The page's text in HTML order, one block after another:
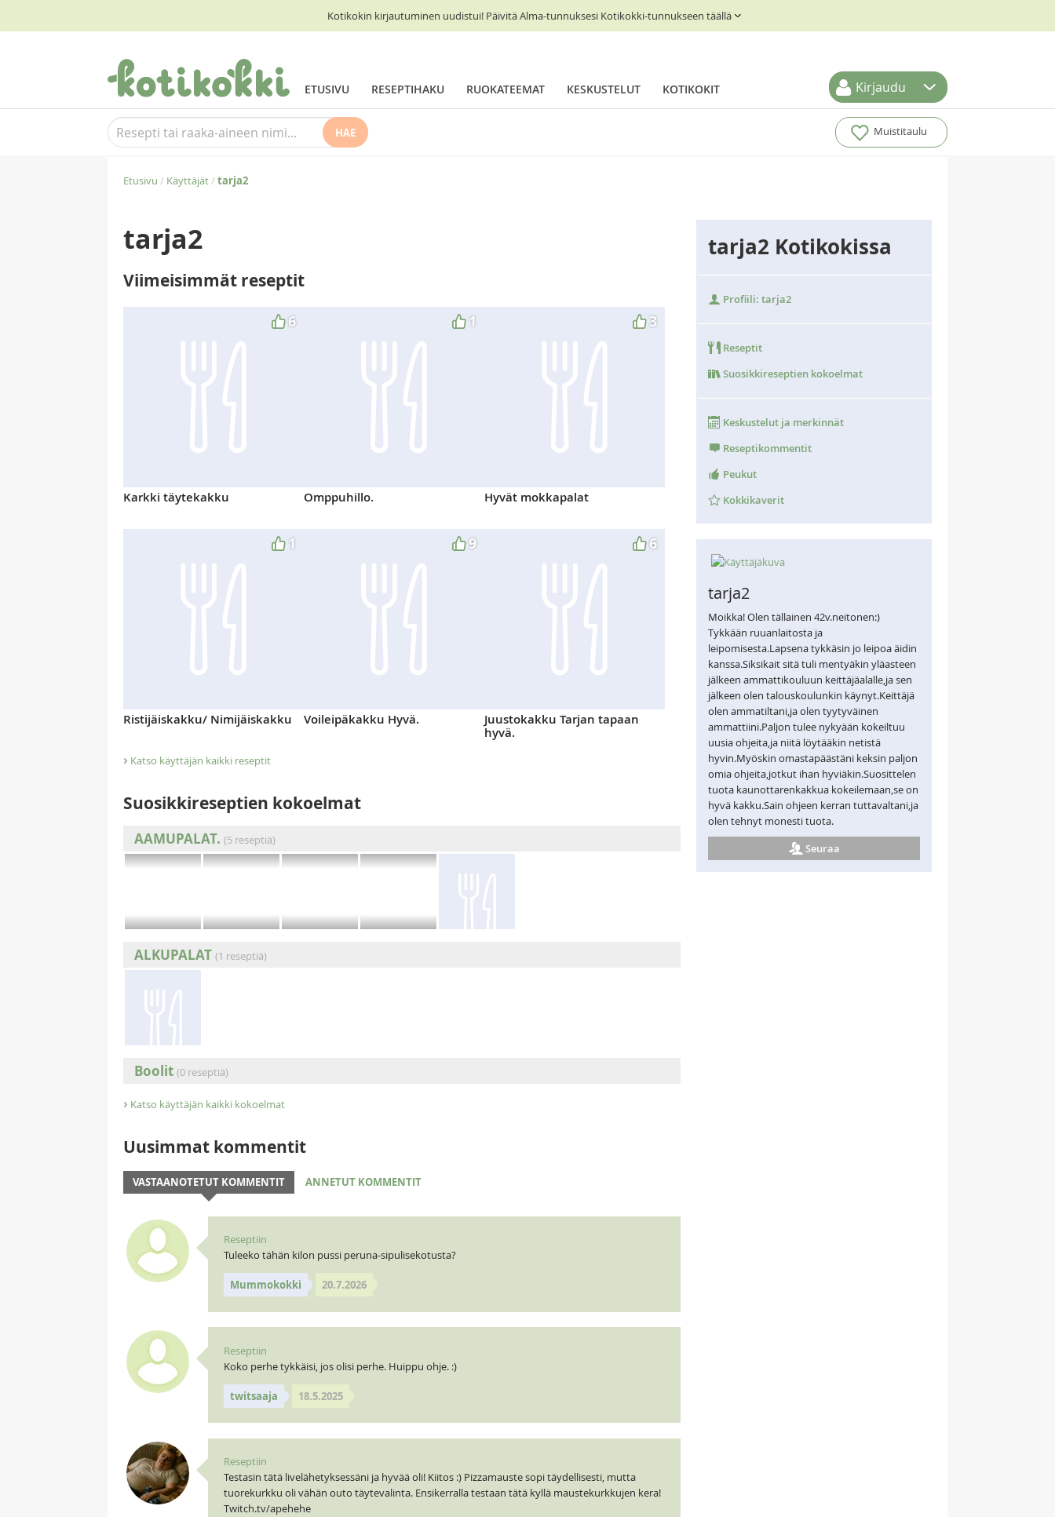
Kotikokin kirjautuminen uudistui! Päivitä Alma-tunnuksesi Kotikokki-tunnukseen täällä
ETUSIVU RESEPTIHAKU RUOKATEEMAT KESKUSTELUT KOTIKOKIT Kirjaudu
HAE Muistitaulu
Etusivu / Käyttäjät/ tarja2
tarja2
Viimeisimmät reseptit
6
Karkki täytekakku
1
Omppuhillo.
3
Hyvät mokkapalat
1
Ristijäiskakku/ Nimijäiskakku
9
Voileipäkakku Hyvä.
6
Juustokakku Tarjan tapaan
hyvä.
› Katso käyttäjän kaikki reseptit
Suosikkireseptien kokoelmat
AAMUPALAT. (5 reseptiä)
ALKUPALAT (1 reseptiä)
Boolit (0 reseptiä)
› Katso käyttäjän kaikki kokoelmat
Uusimmat kommentit
VASTAANOTETUT KOMMENTIT ANNETUT KOMMENTIT
Reseptiin
Tuleeko tähän kilon pussi peruna-sipulisekotusta?
Mummokokki 20.7.2026
Reseptiin
Koko perhe tykkäisi, jos olisi perhe. Huippu ohje. :)
twitsaaja 18.5.2025
Reseptiin
Testasin tätä livelähetyksessäni ja hyvää oli! Kiitos :) Pizzamauste sopi täydellisesti, mutta
tuorekurkku oli vähän outo täytevalinta. Ensikerralla testaan tätä kyllä maustekurkkujen kera!
Twitch.tv/apehehe
tarja2 Kotikokissa
Profiili: tarja2
Reseptit
Suosikkireseptien kokoelmat
Keskustelut ja merkinnät
Reseptikommentit
Peukut
Kokkikaverit
tarja2
Moikka! Olen tällainen 42v.neitonen:)
Tykkään ruuanlaitosta ja
leipomisesta.Lapsena tykkäsin jo leipoa äidin
kanssa.Siksikait sitä tuli mentyäkin yläasteen
jälkeen ammattikouluun keittäjäalalle,ja sen
jälkeen olen talouskoulunkin käynyt.Keittäjä
olen ammatiltani,ja olen tyytyväinen
ammattiini.Paljon tulee nykyään kokeiltuu
uusia ohjeita,ja niitä löytääkin netistä
hyvin.Myöskin omastapäästäni keksin paljon
omia ohjeita,jotkut ihan hyviäkin.Suosittelen
tuota kaunottarenkakkua kokeilemaan,se on
hyvä kakku.Sain ohjeen kerran tuttavaltani,ja
olen tehnyt monesti tuota.
Seuraa